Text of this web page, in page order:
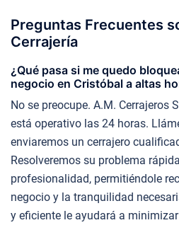
Preguntas Frecuentes
Cerrajería
¿Qué pasa si me quedo
negocio en Cristóbal a altas
No se preocupe. A.M. Cerrajeros
está operativo las 24 horas.
enviaremos un cerrajero
Resolveremos su problema
profesionalidad, permitiéndole
negocio y la tranquilidad
y eficiente le ayudará a